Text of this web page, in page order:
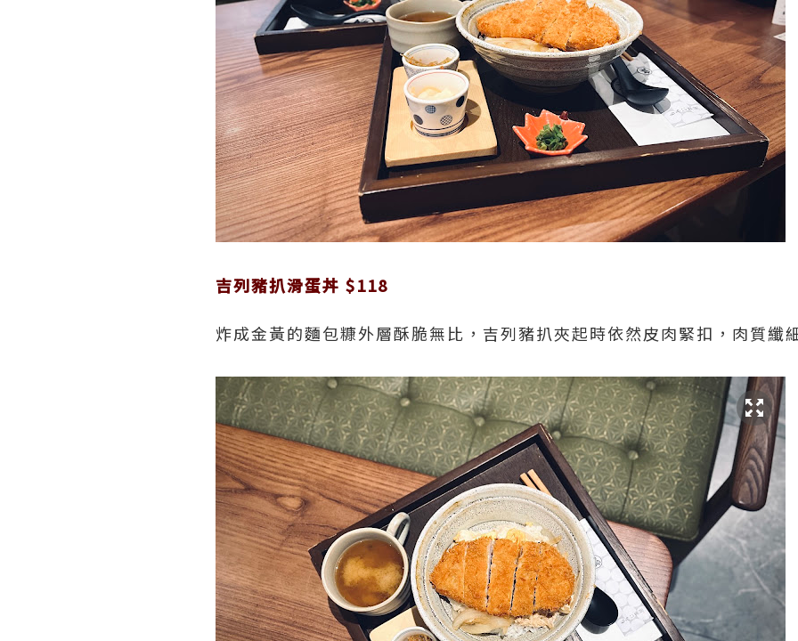
吉列豬扒滑蛋丼 $118
炸成金黃的麵包糠外層酥脆無比，吉列豬扒夾起時依然皮肉緊扣，肉質纖